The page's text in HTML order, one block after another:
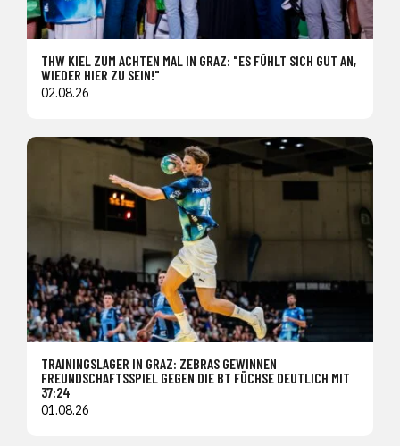
THW KIEL ZUM ACHTEN MAL IN GRAZ: "ES FÜHLT SICH GUT AN,
WIEDER HIER ZU SEIN!"
02.08.26
TRAININGSLAGER IN GRAZ: ZEBRAS GEWINNEN
FREUNDSCHAFTSSPIEL GEGEN DIE BT FÜCHSE DEUTLICH MIT
37:24
01.08.26